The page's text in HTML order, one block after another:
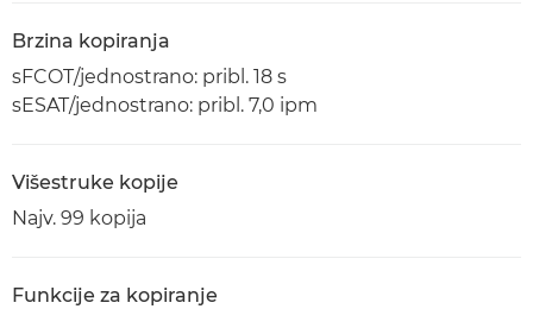
Brzina kopiranja
sFCOT/jednostrano: pribl. 18 s
sESAT/jednostrano: pribl. 7,0 ipm
Višestruke kopije
Najv. 99 kopija
Funkcije za kopiranje